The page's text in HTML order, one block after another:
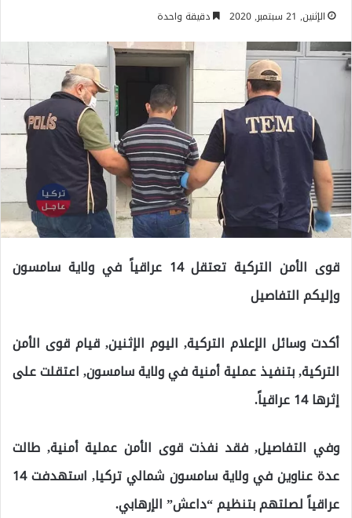
الإثنين, 21 سبتمبر, 2020 دقيقة واحدة
قوى الأمن التركية تعتقل 14 عراقياً في ولاية سامسون
وإليكم التفاصيل
أكدت وسائل الإعلام التركية, اليوم الإثنين, قيام قوى الأمن
التركية, بتنفيذ عملية أمنية في ولاية سامسون, اعتقلت على
إثرها 14 عراقياً.
وفي التفاصيل, فقد نفذت قوى الأمن عملية أمنية, طالت
عدة عناوين في ولاية سامسون شمالي تركيا, استهدفت 14
عراقياً لصلتهم بتنظيم “داعش” الإرهابي.